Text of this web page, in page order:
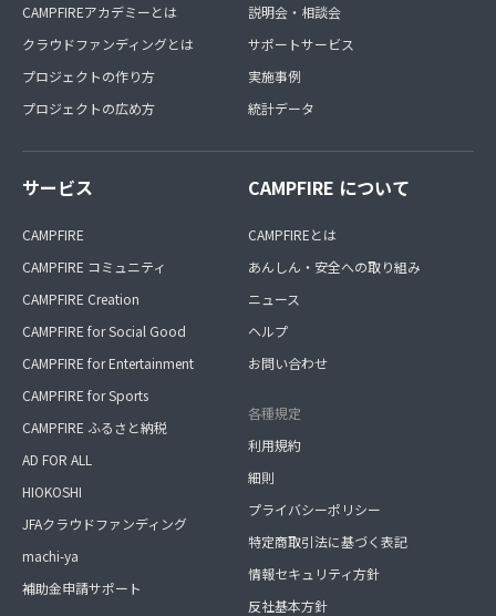
CAMPFIREアカデミーとは
クラウドファンディングとは
プロジェクトの作り方
プロジェクトの広め方
説明会・相談会
サポートサービス
実施事例
統計データ
サービス
CAMPFIRE
CAMPFIRE コミュニティ
CAMPFIRE Creation
CAMPFIRE for Social Good
CAMPFIRE for Entertainment
CAMPFIRE for Sports
CAMPFIRE ふるさと納税
AD FOR ALL
HIOKOSHI
JFAクラウドファンディング
machi-ya
補助金申請サポート
CAMPFIRE について
CAMPFIREとは
あんしん・安全への取り組み
ニュース
ヘルプ
お問い合わせ
各種規定
利用規約
細則
プライバシーポリシー
特定商取引法に基づく表記
情報セキュリティ方針
反社基本方針